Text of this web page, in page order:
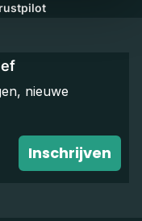
nieuwe
Inschrijven